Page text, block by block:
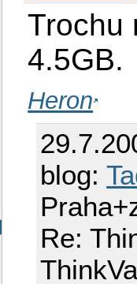
Trochu
4.5GB.
Heron
blog:
Re: